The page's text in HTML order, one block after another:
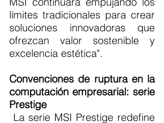
límites tradicionales para crear
soluciones innovadoras que
ofrezcan valor sostenible y
excelencia estética".
Convenciones de ruptura en la
computación empresarial: serie
Prestige